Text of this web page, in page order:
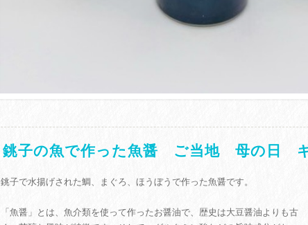
銚子の魚で作った魚醤 ご当地 母の日
銚子で水揚げされた鯛、まぐろ、ほうぼうで作った魚醤です。
「魚醤」とは、魚介類を使って作ったお醤油で、歴史は大豆醤油よりも古